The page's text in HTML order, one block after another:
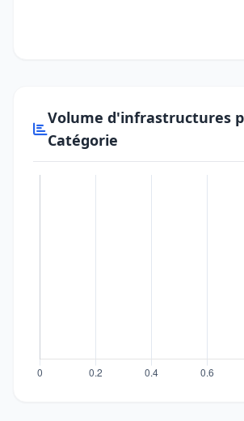
Volume d'infrastructures
Catégorie